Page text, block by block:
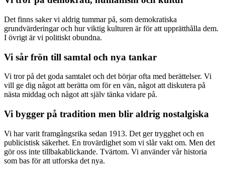
Det finns saker vi aldrig tummar på, som demokratiska
grundvärderingar och hur viktig kulturen är för att upprätthålla dem.
I övrigt är vi politiskt obundna.
Vi sår frön till samtal och nya tankar
Vi tror på det goda samtalet och det börjar ofta med berättelser. Vi
vill ge dig något att berätta om för en vän, något att diskutera på
nästa middag och något att själv tänka vidare på.
Vi bygger på tradition men blir aldrig nostalgiska
Vi har varit framgångsrika sedan 1913. Det ger trygghet och en
publicistisk säkerhet. En trovärdighet som vi slår vakt om. Men det
gör oss inte tillbakablickande. Tvärtom. Vi använder vår historia
som bas för att utforska det nya.